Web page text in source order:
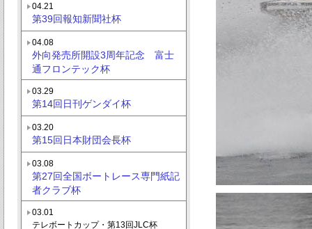
04.21
第39回報知新聞社杯
04.08
外向発売所開設3周年記念 富士
通フロンテック杯
03.29
第14回日刊ゲンダイ杯
03.20
第15回日本財団会長杯
03.08
第27回全国ボートレース専門紙記
者クラブ杯
03.01
テレボートカップ・第13回JLC杯